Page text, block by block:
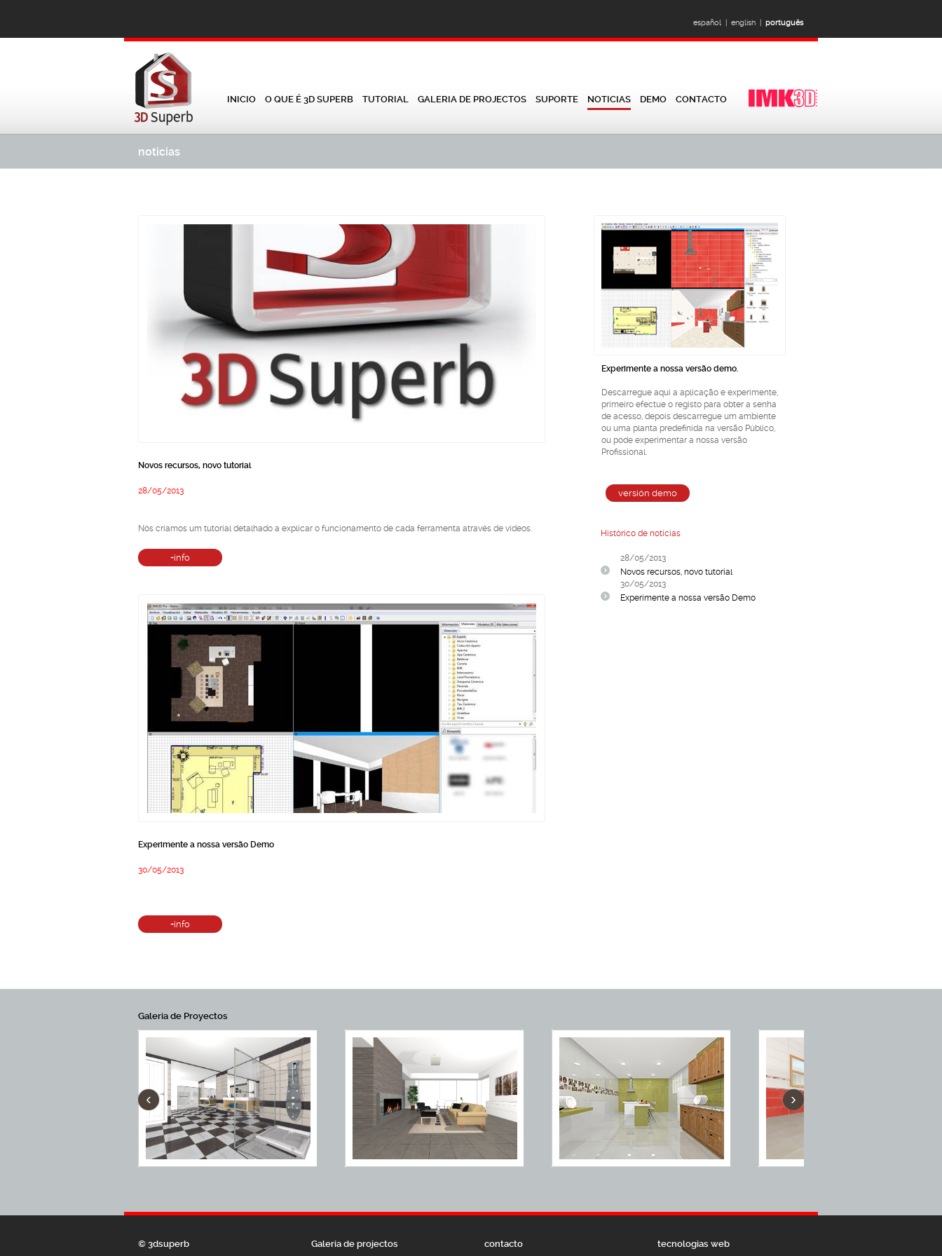
português
english |
español |
INICIO O QUE É 3D SUPERB TUTORIAL GALERIA DE PROJECTOS SUPORTE NOTICIAS DEMO CONTACTO
noticias
Novos recursos, novo tutorial
28/05/2013
Nós criamos um tutorial detalhado a explicar o funcionamento de cada ferramenta através de vídeos.
Experimente a nossa versão Demo
30/05/2013
Experimente a nossa versão demo.
Descarregue aqui a aplicação e experimente,
primeiro efectue o registo para obter a senha
de acesso, depois descarregue um ambiente
ou uma planta predefinida na versão Público,
ou pode experimentar a nossa versão
Profissional.
Histórico de noticias
28/05/2013
Novos recursos, novo tutorial
30/05/2013
Experimente a nossa versão Demo
Galeria de Proyectos
‹ ›
© 3dsuperb Galeria de projectos contacto tecnologias web